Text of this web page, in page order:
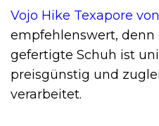
Vojo Hike Texapore
empfehlenswert, denn
gefertigte Schuh ist
preisgünstig und
verarbeitet.